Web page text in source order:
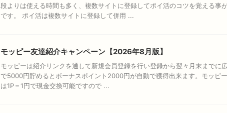
段よりは使える時間も多く、複数サイトに登録してポイ活のコツを覚える事
です。 ポイ活は複数サイトに登録して併用 ...
モッピー友達紹介キャンペーン【2026年8月版】
モッピーは紹介リンクを通して新規会員登録を行い登録から翌々月末までに
で5000円貯めるとボーナスポイント2000円が自動で獲得出来ます。モッピ
は1P＝1円で現金交換可能ですので ...